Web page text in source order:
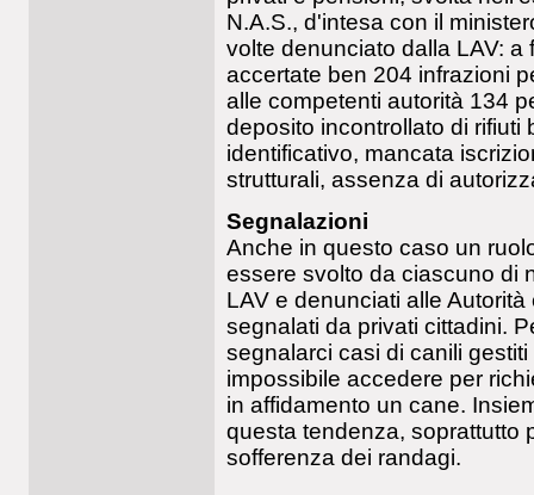
N.A.S., d'intesa con il
volte denunciato dalla LAV:
accertate ben 204 infrazioni
alle competenti autorità 134
deposito incontrollato di rifiuti
identificativo, mancata
strutturali, assenza di
Segnalazioni
Anche in questo caso un
essere svolto da ciascuno di
LAV e denunciati alle
segnalati da privati cittadini.
segnalarci casi di canili
impossibile accedere per
in affidamento un cane.
questa tendenza, soprattutto
sofferenza dei randagi.